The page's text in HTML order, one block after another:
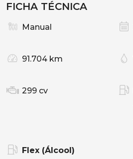
FICHA TÉCNICA
Manual
91.704 km
299 cv
Flex (Álcool)